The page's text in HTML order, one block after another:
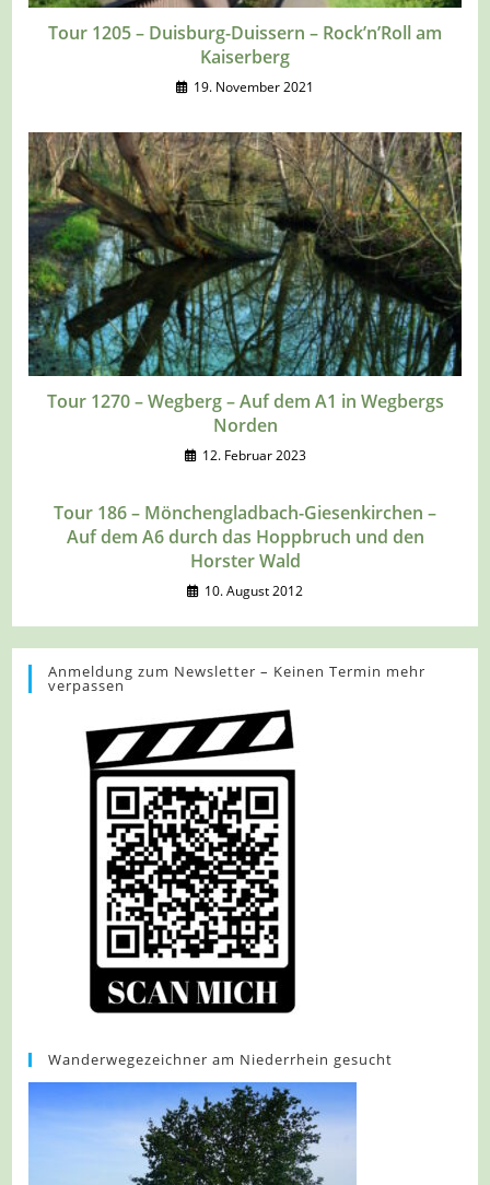
Tour 1205 – Duisburg-Duissern – Rock’n’Roll am
Kaiserberg
19. November 2021
Tour 1270 – Wegberg – Auf dem A1 in Wegbergs
Norden
12. Februar 2023
Tour 186 – Mönchengladbach-Giesenkirchen –
Auf dem A6 durch das Hoppbruch und den
Horster Wald
10. August 2012
Anmeldung zum Newsletter – Keinen Termin mehr
verpassen
Wanderwegezeichner am Niederrhein gesucht